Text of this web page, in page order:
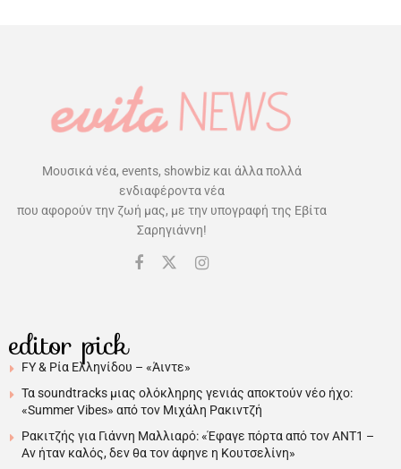
Μουσικά νέα, events, showbiz και άλλα πολλά
ενδιαφέροντα νέα
που αφορούν την ζωή μας, με την υπογραφή της Εβίτα
Σαρηγιάννη!
editor pick
FY & Ρία Ελληνίδου – «Άιντε»
Τα soundtracks μιας ολόκληρης γενιάς αποκτούν νέο ήχο:
«Summer Vibes» από τον Μιχάλη Ρακιντζή
Ρακιτζής για Γιάννη Μαλλιαρό: «Έφαγε πόρτα από τον ΑΝΤ1 –
Αν ήταν καλός, δεν θα τον άφηνε η Κουτσελίνη»